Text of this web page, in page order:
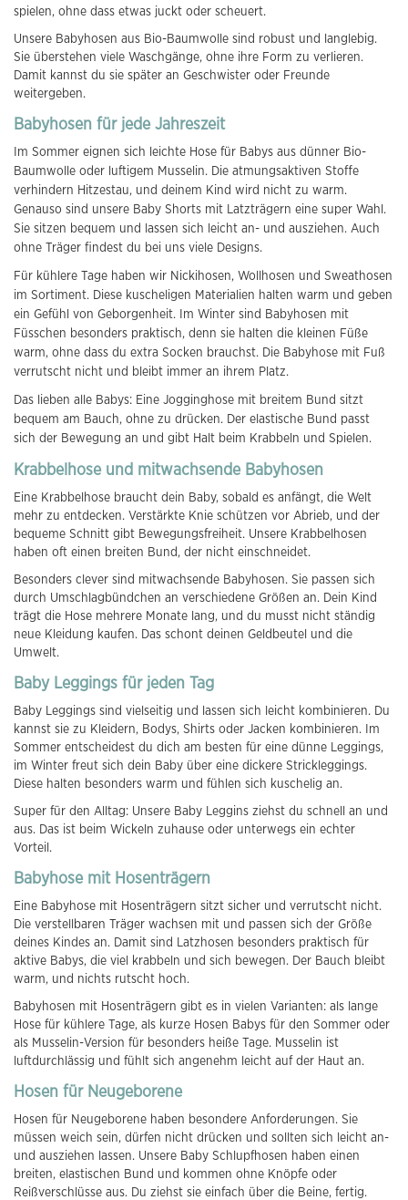
spielen, ohne dass etwas juckt oder scheuert.
Unsere Babyhosen aus Bio-Baumwolle sind robust und langlebig.
Sie überstehen viele Waschgänge, ohne ihre Form zu verlieren.
Damit kannst du sie später an Geschwister oder Freunde
weitergeben.
Babyhosen für jede Jahreszeit
Im Sommer eignen sich leichte Hose für Babys aus dünner Bio-
Baumwolle oder luftigem Musselin. Die atmungsaktiven Stoffe
verhindern Hitzestau, und deinem Kind wird nicht zu warm.
Genauso sind unsere Baby Shorts mit Latzträgern eine super Wahl.
Sie sitzen bequem und lassen sich leicht an- und ausziehen. Auch
ohne Träger findest du bei uns viele Designs.
Für kühlere Tage haben wir Nickihosen, Wollhosen und Sweathosen
im Sortiment. Diese kuscheligen Materialien halten warm und geben
ein Gefühl von Geborgenheit. Im Winter sind Babyhosen mit
Füsschen besonders praktisch, denn sie halten die kleinen Füße
warm, ohne dass du extra Socken brauchst. Die Babyhose mit Fuß
verrutscht nicht und bleibt immer an ihrem Platz.
Das lieben alle Babys: Eine Jogginghose mit breitem Bund sitzt
bequem am Bauch, ohne zu drücken. Der elastische Bund passt
sich der Bewegung an und gibt Halt beim Krabbeln und Spielen.
Krabbelhose und mitwachsende Babyhosen
Eine Krabbelhose braucht dein Baby, sobald es anfängt, die Welt
mehr zu entdecken. Verstärkte Knie schützen vor Abrieb, und der
bequeme Schnitt gibt Bewegungsfreiheit. Unsere Krabbelhosen
haben oft einen breiten Bund, der nicht einschneidet.
Besonders clever sind mitwachsende Babyhosen. Sie passen sich
durch Umschlagbündchen an verschiedene Größen an. Dein Kind
trägt die Hose mehrere Monate lang, und du musst nicht ständig
neue Kleidung kaufen. Das schont deinen Geldbeutel und die
Umwelt.
Baby Leggings für jeden Tag
Baby Leggings sind vielseitig und lassen sich leicht kombinieren. Du
kannst sie zu Kleidern, Bodys, Shirts oder Jacken kombinieren. Im
Sommer entscheidest du dich am besten für eine dünne Leggings,
im Winter freut sich dein Baby über eine dickere Strickleggings.
Diese halten besonders warm und fühlen sich kuschelig an.
Super für den Alltag: Unsere Baby Leggins ziehst du schnell an und
aus. Das ist beim Wickeln zuhause oder unterwegs ein echter
Vorteil.
Babyhose mit Hosenträgern
Eine Babyhose mit Hosenträgern sitzt sicher und verrutscht nicht.
Die verstellbaren Träger wachsen mit und passen sich der Größe
deines Kindes an. Damit sind Latzhosen besonders praktisch für
aktive Babys, die viel krabbeln und sich bewegen. Der Bauch bleibt
warm, und nichts rutscht hoch.
Babyhosen mit Hosenträgern gibt es in vielen Varianten: als lange
Hose für kühlere Tage, als kurze Hosen Babys für den Sommer oder
als Musselin-Version für besonders heiße Tage. Musselin ist
luftdurchlässig und fühlt sich angenehm leicht auf der Haut an.
Hosen für Neugeborene
Hosen für Neugeborene haben besondere Anforderungen. Sie
müssen weich sein, dürfen nicht drücken und sollten sich leicht an-
und ausziehen lassen. Unsere Baby Schlupfhosen haben einen
breiten, elastischen Bund und kommen ohne Knöpfe oder
Reißverschlüsse aus. Du ziehst sie einfach über die Beine, fertig.